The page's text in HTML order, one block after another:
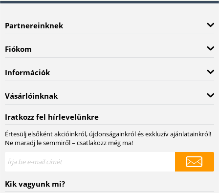
Partnereinknek
Fiókom
Információk
Vásárlóinknak
Iratkozz fel hírlevelünkre
Értesülj elsőként akcióinkról, újdonságainkról és exkluzív ajánlatainkról!
Ne maradj le semmiről – csatlakozz még ma!
Kik vagyunk mi?